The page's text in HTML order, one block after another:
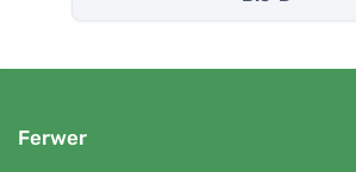
Ferwer